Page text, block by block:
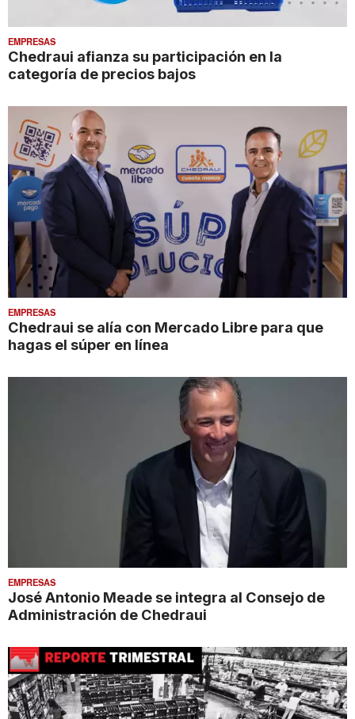
EMPRESAS
Chedraui afianza su participación en la
categoría de precios bajos
EMPRESAS
Chedraui se alía con Mercado Libre para que
hagas el súper en línea
EMPRESAS
José Antonio Meade se integra al Consejo de
Administración de Chedraui